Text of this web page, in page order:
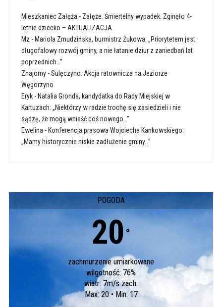
Mieszkaniec Załęża- Załęże. Śmiertelny wypadek. Zginęło 4-
letnie dziecko – AKTUALIZACJA
Mz - Mariola Zmudzińska, burmistrz Żukowa: „Priorytetem jest
długofalowy rozwój gminy, a nie łatanie dziur z zaniedbań lat
poprzednich…”
Znajomy-Sulęczyno. Akcja ratownicza na Jeziorze
Węgorzyno
Eryk- Natalia Gronda, kandydatka do Rady Miejskiej w
Kartuzach: „Niektórzy w radzie trochę się zasiedzieli i nie
sądzę, że mogą wnieść coś nowego…”
Ewelina- Konferencja prasowa Wojciecha Kankowskiego:
„Mamy historycznie niskie zadłużenie gminy…”
POGODA
20 °
zachmurzenie umiarkowane
wilgotność: 76%
wiatr: 7m/s zach.
Max: 20 • Min: 17